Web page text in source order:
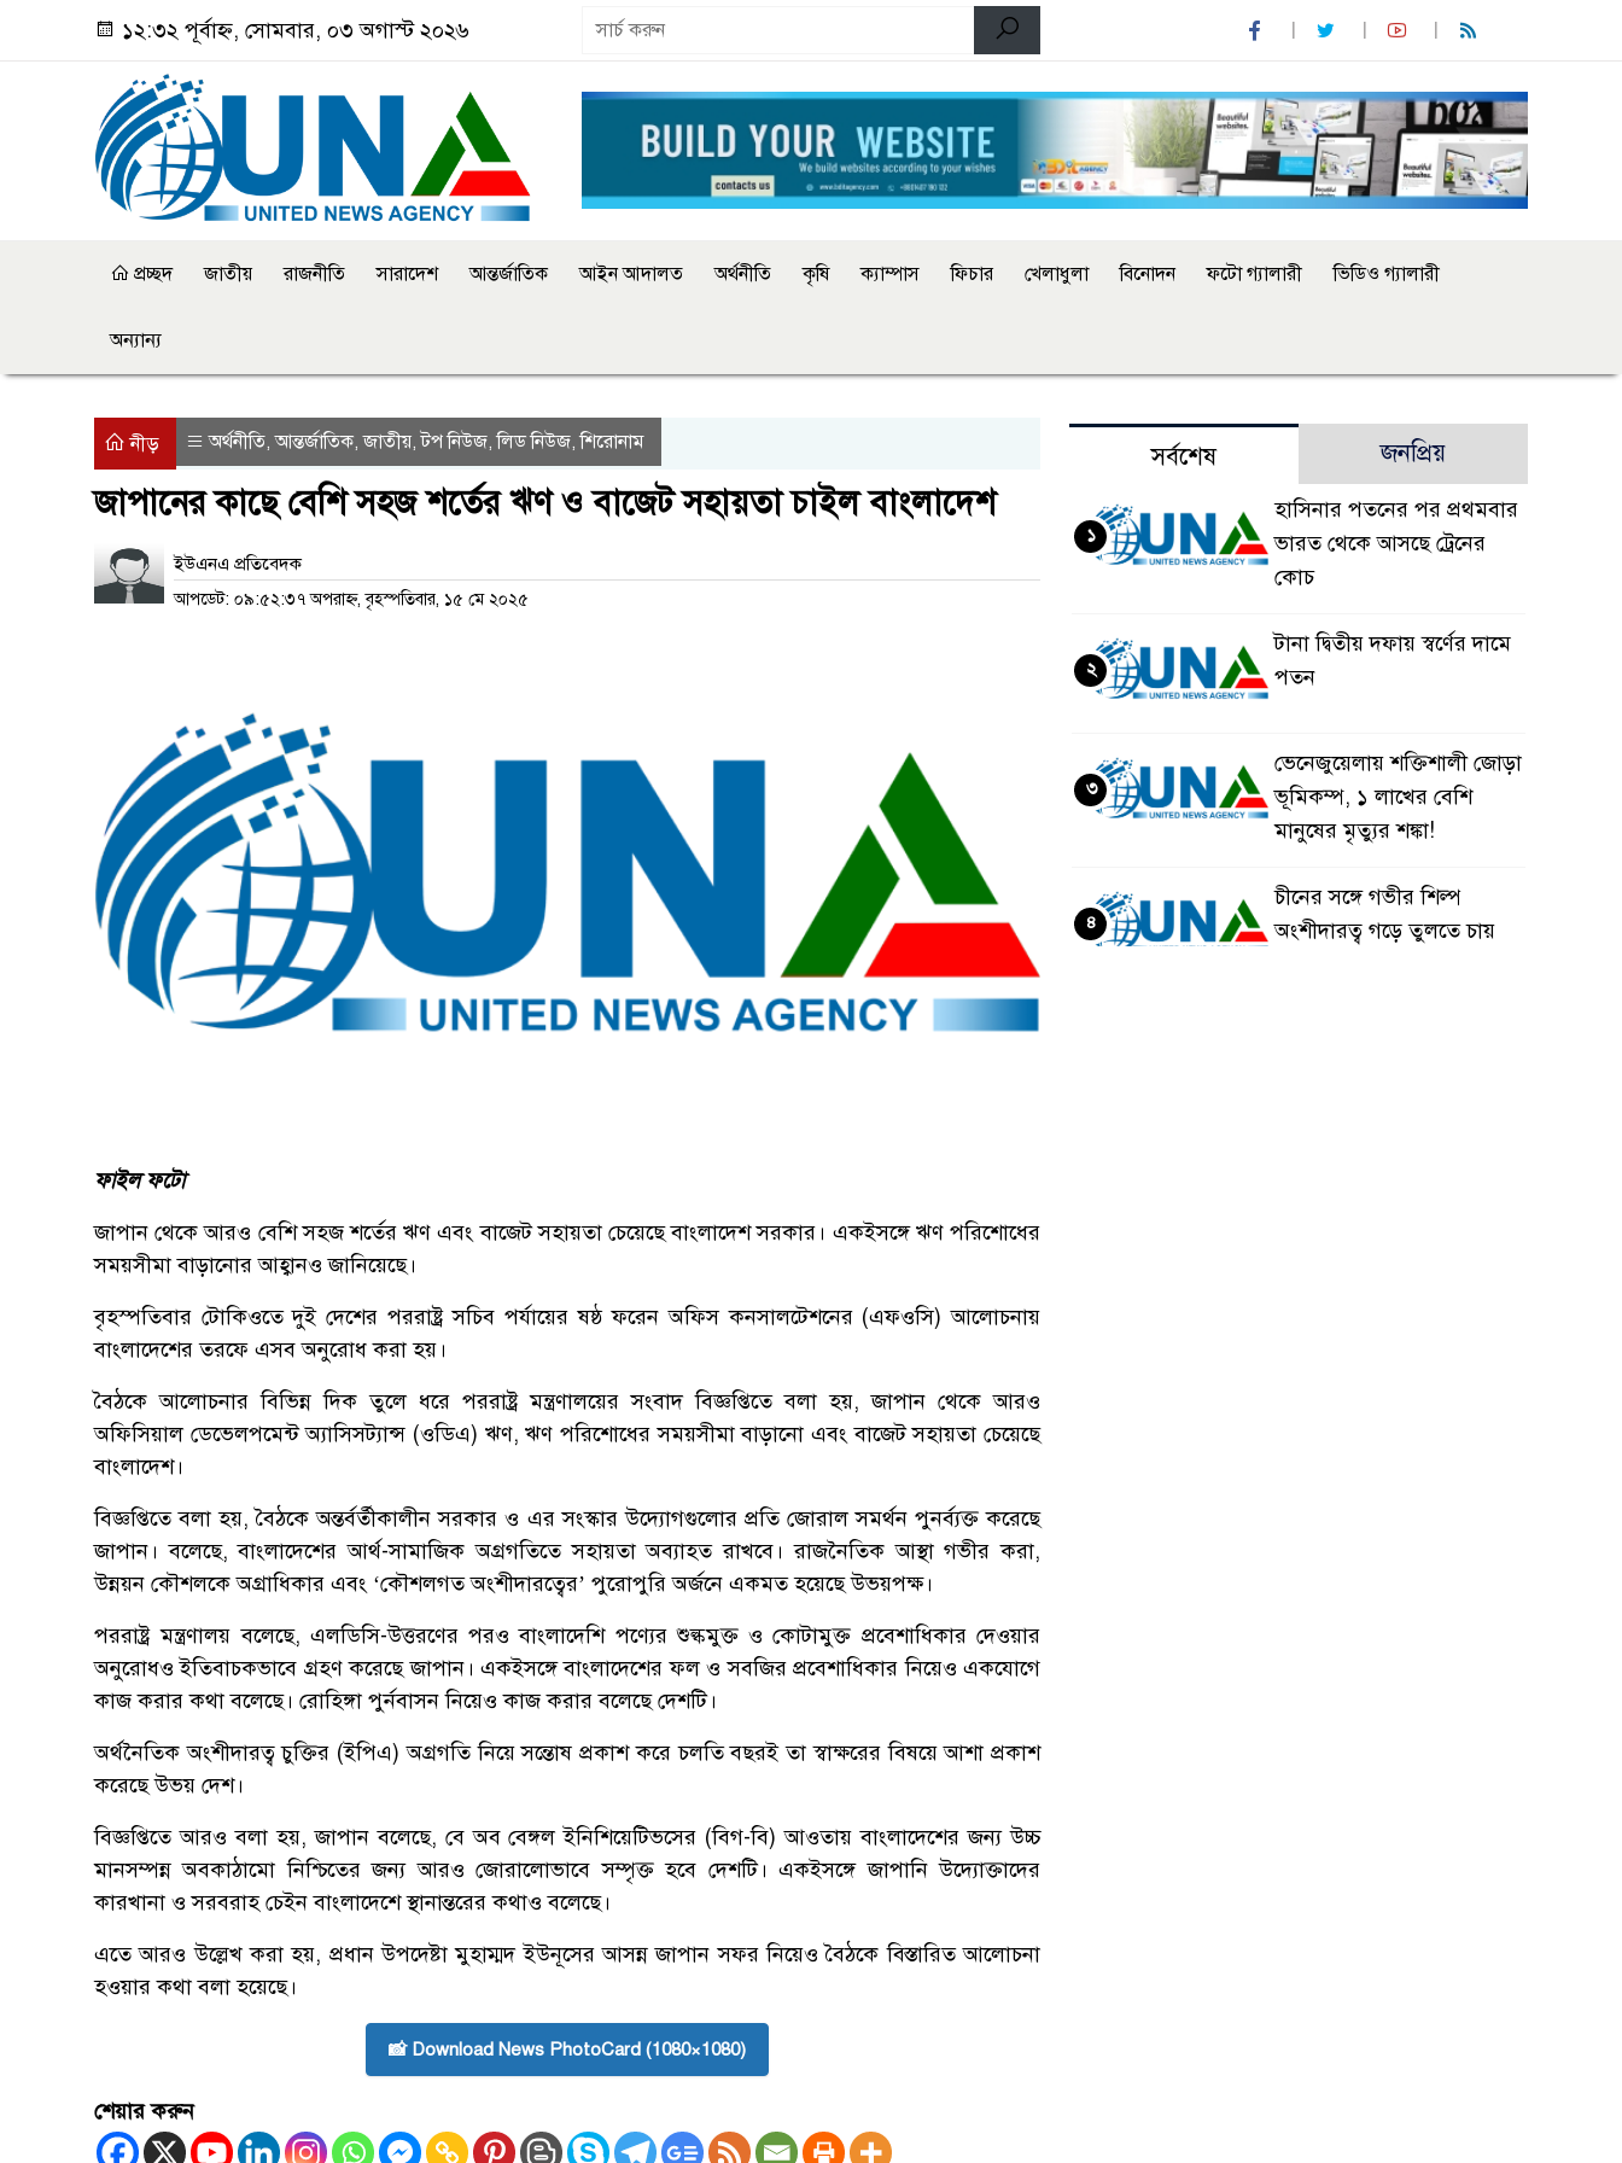
১২:৩২ পূর্বাহ্ন, সোমবার, ০৩ অগাস্ট ২০২৬
প্রচ্ছদ জাতীয় রাজনীতি সারাদেশ আন্তর্জাতিক আইন আদালত অর্থনীতি কৃষি ক্যাম্পাস ফিচার খেলাধুলা বিনোদন ফটো গ্যালারী ভিডিও গ্যালারী
অন্যান্য
নীড় অর্থনীতি ,আন্তর্জাতিক ,জাতীয় ,টপ নিউজ ,লিড নিউজ ,শিরোনাম
জাপানের কাছে বেশি সহজ শর্তের ঋণ ও বাজেট সহায়তা চাইল বাংলাদেশ
ইউএনএ প্রতিবেদক
আপডেট: ০৯:৫২:৩৭ অপরাহ্ন, বৃহস্পতিবার, ১৫ মে ২০২৫
ফাইল ফটো
জাপান থেকে আরও বেশি সহজ শর্তের ঋণ এবং বাজেট সহায়তা চেয়েছে বাংলাদেশ সরকার। একইসঙ্গে ঋণ পরিশোধের
সময়সীমা বাড়ানোর আহ্বানও জানিয়েছে।
বৃহস্পতিবার টোকিওতে দুই দেশের পররাষ্ট্র সচিব পর্যায়ের ষষ্ঠ ফরেন অফিস কনসালটেশনের (এফওসি) আলোচনায়
বাংলাদেশের তরফে এসব অনুরোধ করা হয়।
বৈঠকে আলোচনার বিভিন্ন দিক তুলে ধরে পররাষ্ট্র মন্ত্রণালয়ের সংবাদ বিজ্ঞপ্তিতে বলা হয়, জাপান থেকে আরও
অফিসিয়াল ডেভেলপমেন্ট অ্যাসিসট্যান্স (ওডিএ) ঋণ, ঋণ পরিশোধের সময়সীমা বাড়ানো এবং বাজেট সহায়তা চেয়েছে
বাংলাদেশ।
বিজ্ঞপ্তিতে বলা হয়, বৈঠকে অন্তর্বর্তীকালীন সরকার ও এর সংস্কার উদ্যোগগুলোর প্রতি জোরাল সমর্থন পুনর্ব্যক্ত করেছে
জাপান। বলেছে, বাংলাদেশের আর্থ-সামাজিক অগ্রগতিতে সহায়তা অব্যাহত রাখবে। রাজনৈতিক আস্থা গভীর করা,
উন্নয়ন কৌশলকে অগ্রাধিকার এবং ‘কৌশলগত অংশীদারত্বের’ পুরোপুরি অর্জনে একমত হয়েছে উভয়পক্ষ।
পররাষ্ট্র মন্ত্রণালয় বলেছে, এলডিসি-উত্তরণের পরও বাংলাদেশি পণ্যের শুল্কমুক্ত ও কোটামুক্ত প্রবেশাধিকার দেওয়ার
অনুরোধও ইতিবাচকভাবে গ্রহণ করেছে জাপান। একইসঙ্গে বাংলাদেশের ফল ও সবজির প্রবেশাধিকার নিয়েও একযোগে
কাজ করার কথা বলেছে। রোহিঙ্গা পুর্নবাসন নিয়েও কাজ করার বলেছে দেশটি।
অর্থনৈতিক অংশীদারত্ব চুক্তির (ইপিএ) অগ্রগতি নিয়ে সন্তোষ প্রকাশ করে চলতি বছরই তা স্বাক্ষরের বিষয়ে আশা প্রকাশ
করেছে উভয় দেশ।
বিজ্ঞপ্তিতে আরও বলা হয়, জাপান বলেছে, বে অব বেঙ্গল ইনিশিয়েটিভসের (বিগ-বি) আওতায় বাংলাদেশের জন্য উচ্চ
মানসম্পন্ন অবকাঠামো নিশ্চিতের জন্য আরও জোরালোভাবে সম্পৃক্ত হবে দেশটি। একইসঙ্গে জাপানি উদ্যোক্তাদের
কারখানা ও সরবরাহ চেইন বাংলাদেশে স্থানান্তরের কথাও বলেছে।
এতে আরও উল্লেখ করা হয়, প্রধান উপদেষ্টা মুহাম্মদ ইউনূসের আসন্ন জাপান সফর নিয়েও বৈঠকে বিস্তারিত আলোচনা
হওয়ার কথা বলা হয়েছে।
📸 Download News PhotoCard (1080×1080)
শেয়ার করুন
সর্বশেষ জনপ্রিয়
হাসিনার পতনের পর প্রথমবার
ভারত থেকে আসছে ট্রেনের
কোচ
১
টানা দ্বিতীয় দফায় স্বর্ণের দামে
পতন
২
ভেনেজুয়েলায় শক্তিশালী জোড়া
ভূমিকম্প, ১ লাখের বেশি
মানুষের মৃত্যুর শঙ্কা!
৩
চীনের সঙ্গে গভীর শিল্প
অংশীদারত্ব গড়ে তুলতে চায়
৪